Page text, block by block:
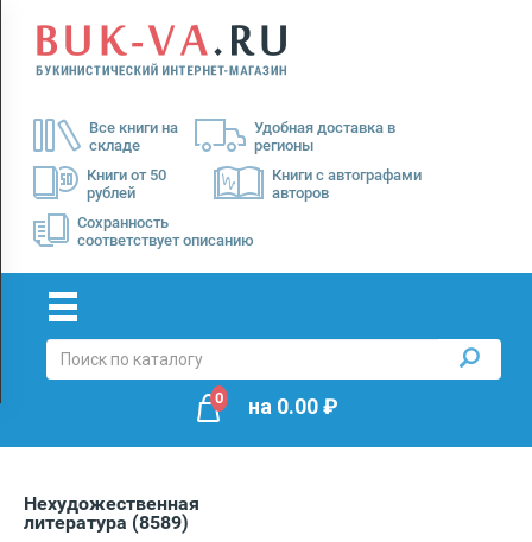
Все книги на
складе
Удобная доставка в
регионы
Книги от 50
рублей
Книги с автографами
авторов
Сохранность
соответствует описанию
Menu
Доставка
Оплата
0 на 0.00₽
Нехудожественная
литература (8589)